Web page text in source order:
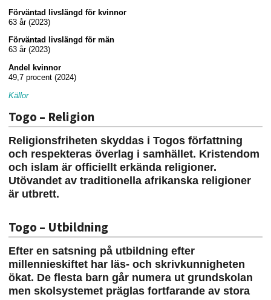
Förväntad livslängd för kvinnor
63 år (2023)
Förväntad livslängd för män
63 år (2023)
Andel kvinnor
49,7 procent (2024)
Källor
Togo – Religion
Religionsfriheten skyddas i Togos författning
och respekteras överlag i samhället. Kristendom
och islam är officiellt erkända religioner.
Utövandet av traditionella afrikanska religioner
är utbrett.
Togo – Utbildning
Efter en satsning på utbildning efter
millennieskiftet har läs- och skrivkunnigheten
ökat. De flesta barn går numera ut grundskolan
men skolsystemet präglas fortfarande av stora